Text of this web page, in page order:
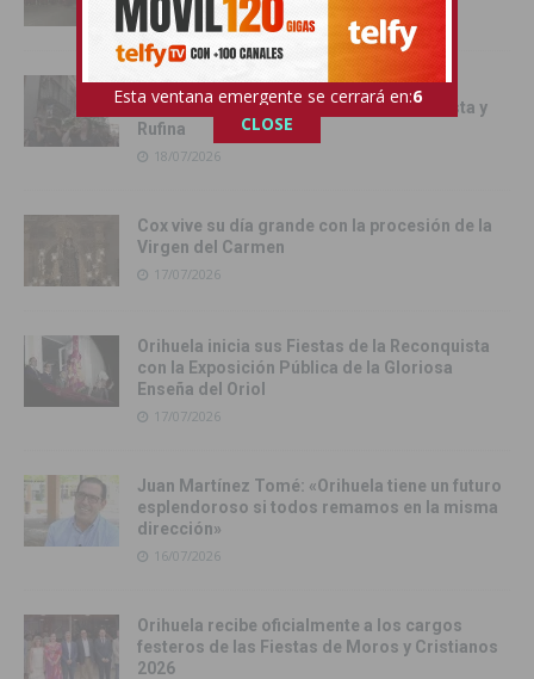
Orihuela inicia los actos oficiales de sus
Fiestas con el traslado de las Santas Justa y
Rufina
18/07/2026
Cox vive su día grande con la procesión de la
Virgen del Carmen
17/07/2026
Orihuela inicia sus Fiestas de la Reconquista
con la Exposición Pública de la Gloriosa
Enseña del Oriol
17/07/2026
Juan Martínez Tomé: «Orihuela tiene un futuro
esplendoroso si todos remamos en la misma
dirección»
16/07/2026
Orihuela recibe oficialmente a los cargos
festeros de las Fiestas de Moros y Cristianos
2026
Esta ventana emergente se cerrará en:4
CLOSE